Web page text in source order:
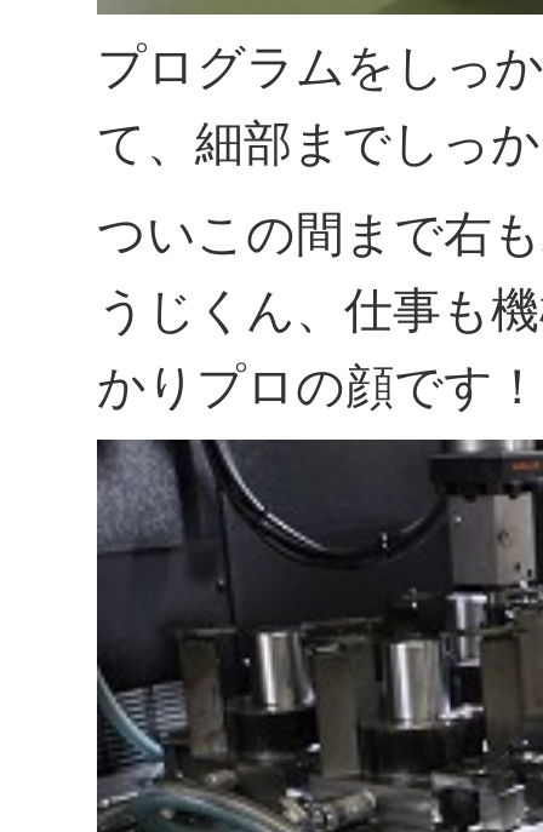
プログラムをしっ
て、細部までしっ
ついこの間まで右
うじくん、仕事も
かりプロの顔です！